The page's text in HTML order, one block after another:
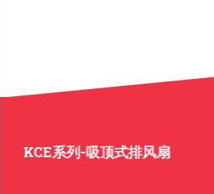
KCE系列-吸顶式排风扇